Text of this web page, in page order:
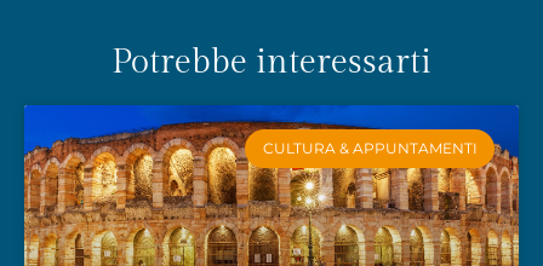
Potrebbe interessarti
CULTURA & APPUNTAMENTI